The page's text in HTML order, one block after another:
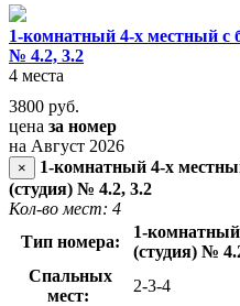
1-комнатный 4-х местный с
№ 4.2, 3.2
4 места
3800 руб.
цена за номер
на Август 2026
×
1-комнатный 4-х
(студия) № 4.2, 3.2
Кол-во мест: 4
Тип номера:
1-комнатный
(студия) №
Спальных
мест:
2-3-4